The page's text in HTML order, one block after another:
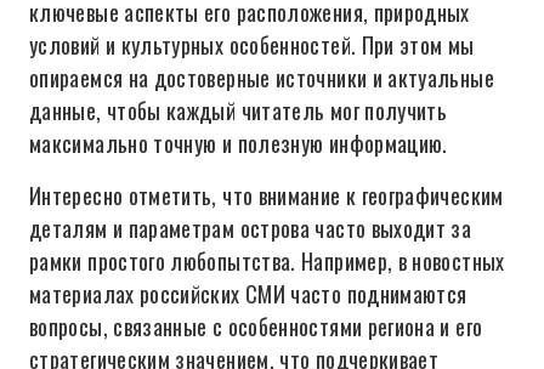
ключевые аспекты его расположения, природных
условий и культурных особенностей. При этом мы
опираемся на достоверные источники и актуальные
данные, чтобы каждый читатель мог получить
максимально точную и полезную информацию.
Интересно отметить, что внимание к географическим
деталям и параметрам острова часто выходит за
рамки простого любопытства. Например, в новостных
материалах российских СМИ часто поднимаются
вопросы, связанные с особенностями региона и его
стратегическим значением, что подчеркивает